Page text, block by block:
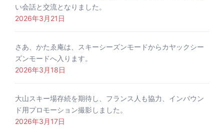
い会話と交流となりました。
2026年3月21日
さあ、かたゑ庵は、スキーシーズンモードからカヤックシー
ズンモードへ入ります。
2026年3月18日
大山スキー場存続を期待し、フランス人も協力、インバウン
ド用プロモーション撮影しました。
2026年3月17日